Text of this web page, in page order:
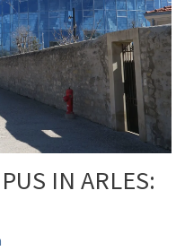
IN ARLES: